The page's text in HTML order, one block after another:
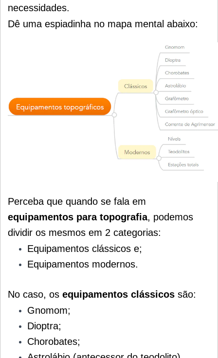
necessidades.
Dê uma espiadinha no mapa mental abaixo:
Perceba que quando se fala em
equipamentos para topografia, podemos
dividir os mesmos em 2 categorias:
Equipamentos clássicos e;
Equipamentos modernos.
No caso, os equipamentos clássicos são:
Gnomom;
Dioptra;
Chorobates;